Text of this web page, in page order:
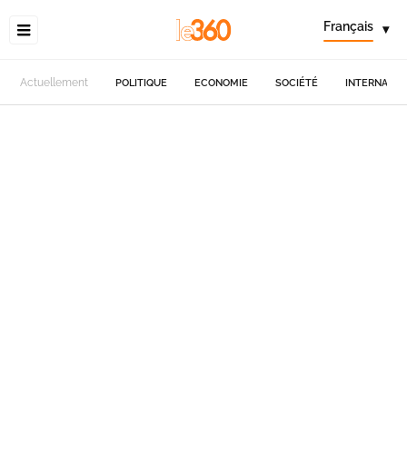
Français ▾
Actuellement POLITIQUE ECONOMIE SOCIÉTÉ